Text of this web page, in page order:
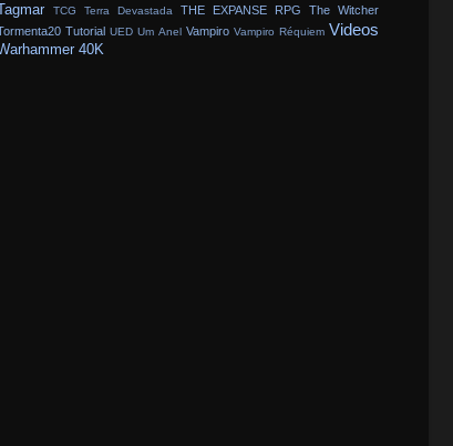
Tagmar TCG Terra Devastada THE EXPANSE RPG
The Witcher
Tutorial UED Um Anel Vampiro Vampiro Réquiem Videos
40K